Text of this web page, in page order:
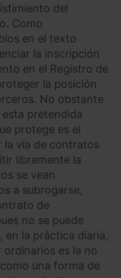
del
Como
en el texto
la inscripción
en el Registro de
la posición
No obstante
pretendida
protege es el
la vía de contratos
libremente la
se vean
a subrogarse,
de
no se puede
en la práctica diaria,
es la no
una forma de